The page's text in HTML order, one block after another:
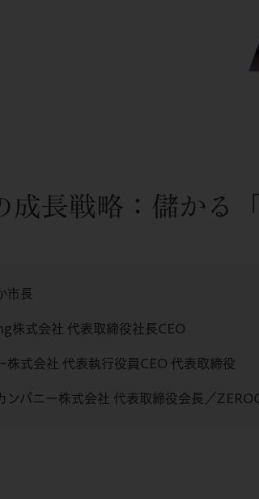
成長戦略：儲かる
市長
株式会社 代表取締役社長CEO
株式会社 代表執行役員CEO 代表取締役
ンパニー株式会社 代表取締役会長／